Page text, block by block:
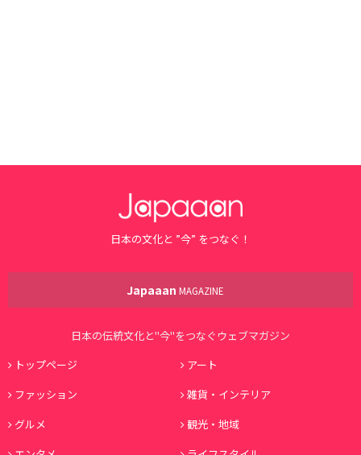
日本の文化と ”今” をつなぐ！
Japaaan MAGAZINE
日本の伝統文化と"今"をつなぐウェブマガジン
トップページ
アート
ファッション
雑貨・インテリア
グルメ
観光・地域